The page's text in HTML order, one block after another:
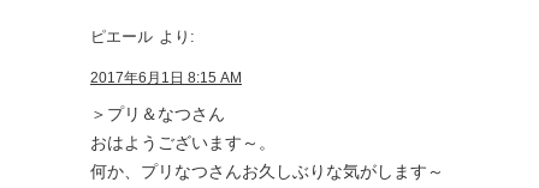
ピエール より:
2017年6月1日 8:15 AM
＞プリ＆なつさん
おはようございます～。
何か、プリなつさんお久しぶりな気がします～